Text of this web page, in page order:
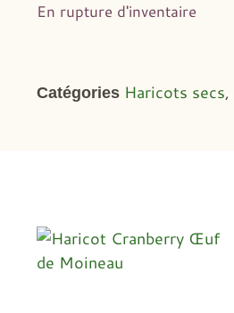
En rupture d'inventaire
Catégories Haricots secs,